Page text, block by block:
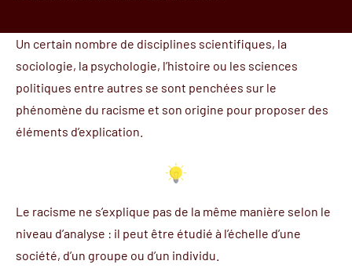
Un certain nombre de disciplines scientifiques, la
sociologie, la psychologie, l’histoire ou les sciences
politiques entre autres se sont penchées sur le
phénomène du racisme et son origine pour proposer des
éléments d’explication.
Le racisme ne s’explique pas de la même manière selon le
niveau d’analyse : il peut être étudié à l’échelle d’une
société, d’un groupe ou d’un individu.